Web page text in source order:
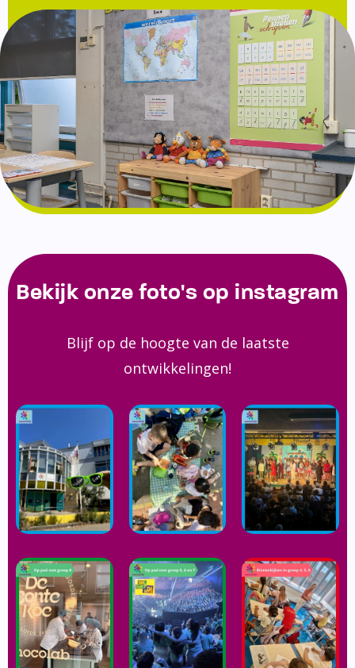
Bekijk onze foto's op instagram
Blijf op de hoogte van de laatste
ontwikkelingen!